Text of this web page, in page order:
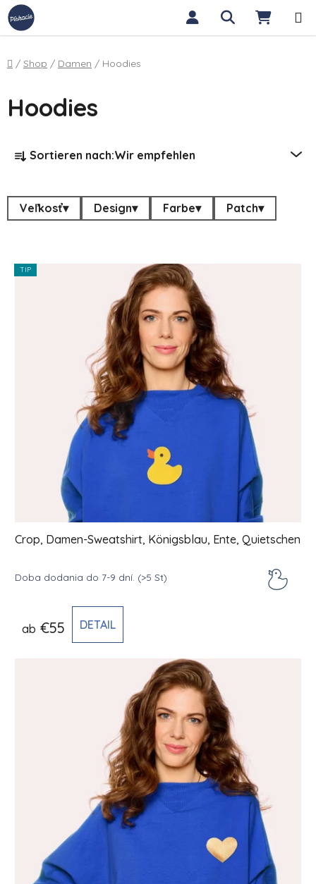
Zum Inhalt springen Suchen
Startseite
/ Shop / Damen / Hoodies
Hoodies
Sortieren nach:Wir empfehlen
Veľkosť▾ Design▾ Farbe▾ Patch▾
Liste der Produkte
TIP
Crop, Damen-Sweatshirt, Königsblau, Ente, Quietschen
Doba dodania do 7-9 dní. (>5 St)
ab €55 DETAIL